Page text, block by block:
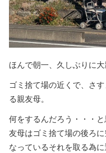
ほんで朝一、久しぶりに
ゴミ捨て場の近くで、さ
る親友母。
何をするんだろう・・・
友母はゴミ捨て場の後ろ
なっているそれを取る為